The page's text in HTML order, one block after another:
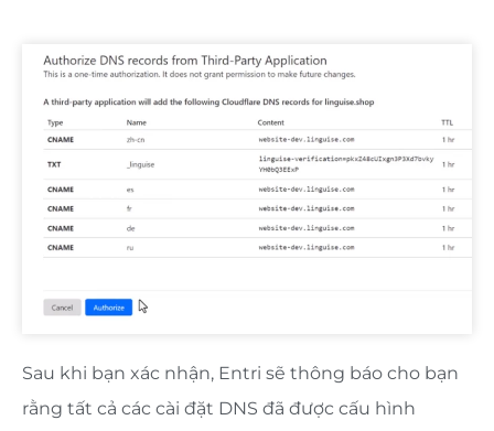
Sau khi bạn xác nhận, Entri sẽ thông báo cho bạn
rằng tất cả các cài đặt DNS đã được cấu hình